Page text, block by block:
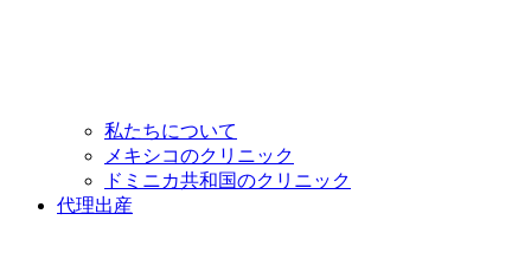
私たちについて
メキシコのクリニック
ドミニカ共和国のクリニック
代理出産